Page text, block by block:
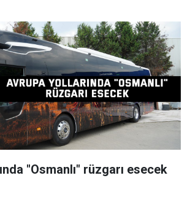
"Osmanlı" rüzgarı esecek